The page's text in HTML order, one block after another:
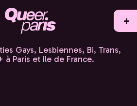
+
Gays, Lesbiennes, Bi, Trans,
à Paris et Ile de France.